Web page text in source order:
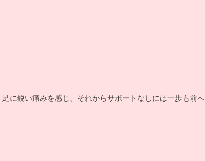
に鋭い痛みを感じ、それからサポートなしには一歩も前へ